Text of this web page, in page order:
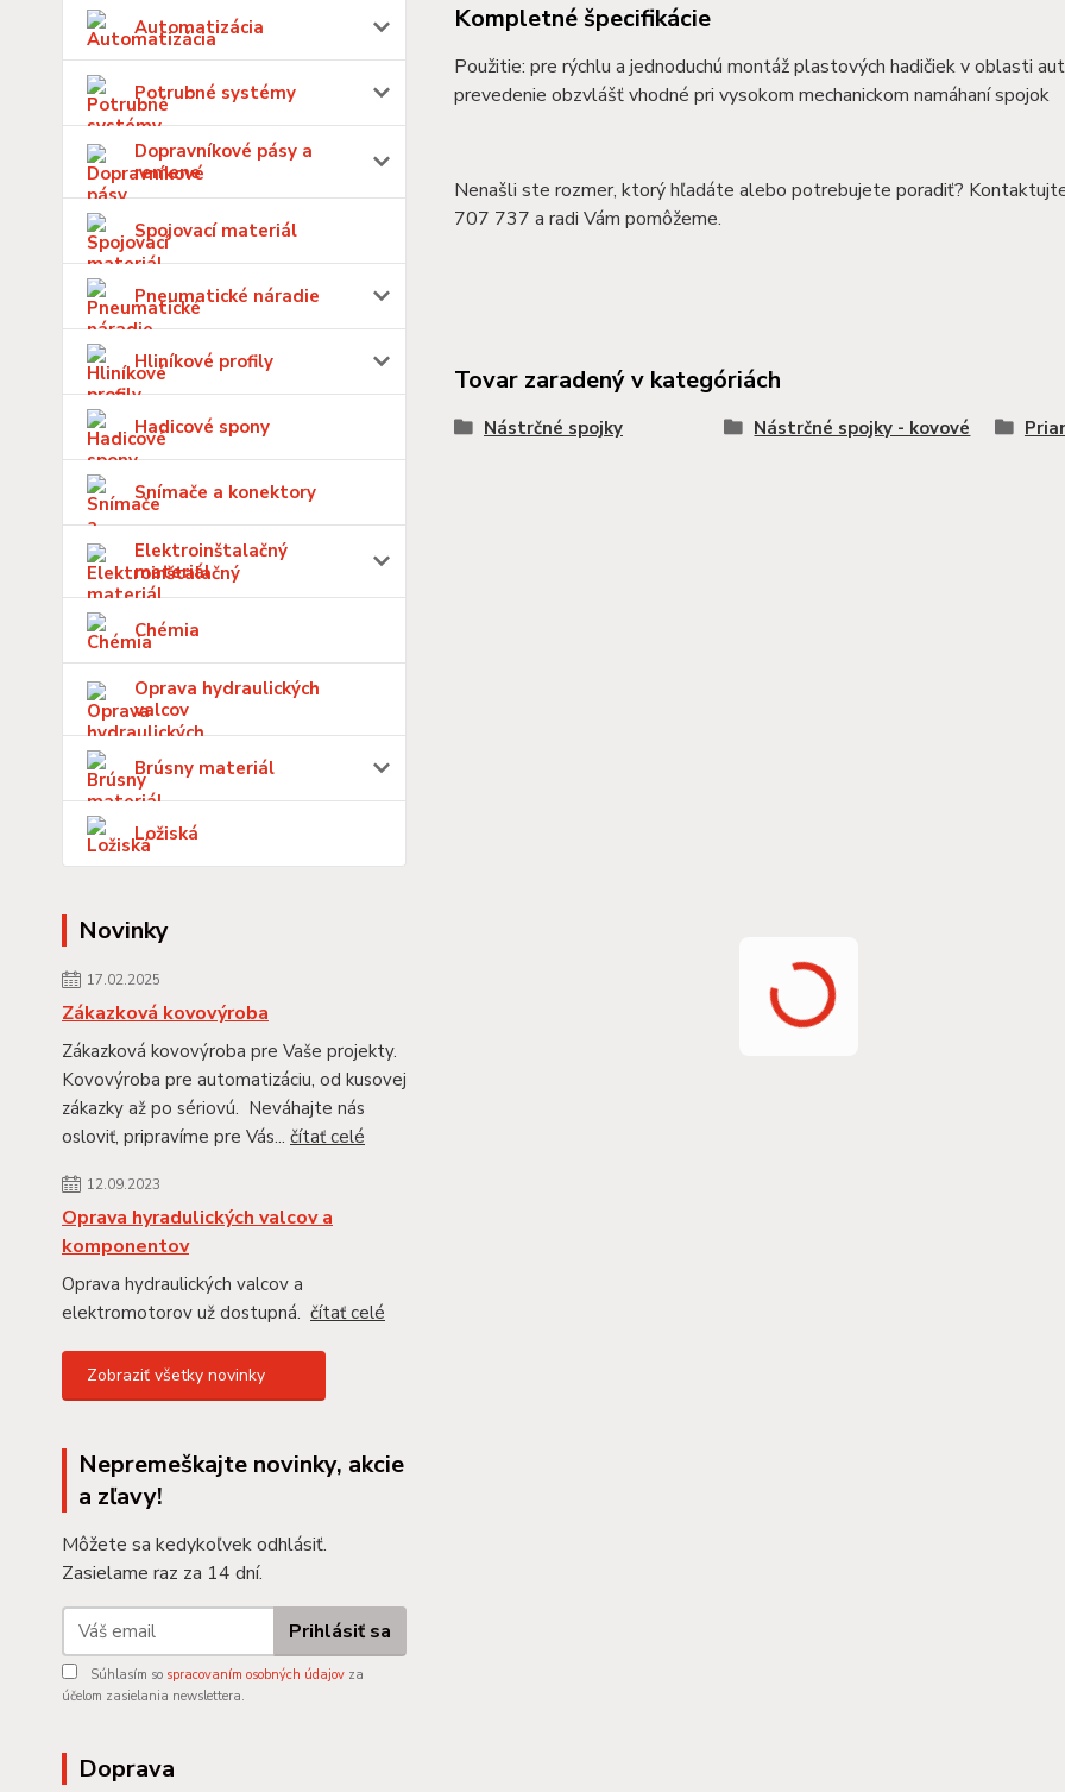
Automatizácia
Potrubné systémy
Dopravníkové pásy a
remene
Spojovací materiál
Pneumatické náradie
Hliníkové profily
Hadicové spony
Snímače a konektory
Elektroinštalačný
materiál
Chémia
Oprava hydraulických
valcov
Brúsny materiál
Ložiská
Novinky
17.02.2025
Zákazková kovovýroba
Zákazková kovovýroba pre Vaše projekty.
Kovovýroba pre automatizáciu, od kusovej
zákazky až po sériovú. Neváhajte nás
osloviť, pripravíme pre Vás... čítať celé
12.09.2023
Oprava hyradulických valcov a
komponentov
Oprava hydraulických valcov a
elektromotorov už dostupná. čítať celé
Zobraziť všetky novinky
Nepremeškajte novinky, akcie
a zľavy!
Môžete sa kedykoľvek odhlásiť.
Zasielame raz za 14 dní.
Prihlásiť sa
Súhlasím so spracovaním osobných údajov za
účelom zasielania newslettera.
Doprava
Kompletné špecifikácie
Použitie: pre rýchlu a jednoduchú montáž plastových hadičiek v oblasti
prevedenie obzvlášť vhodné pri vysokom mechanickom namáhaní spojok
Nenašli ste rozmer, ktorý hľadáte alebo potrebujete poradiť?
707 737 a radi Vám pomôžeme.
Tovar zaradený v kategóriách
Nástrčné spojky Nástrčné spojky - kovové